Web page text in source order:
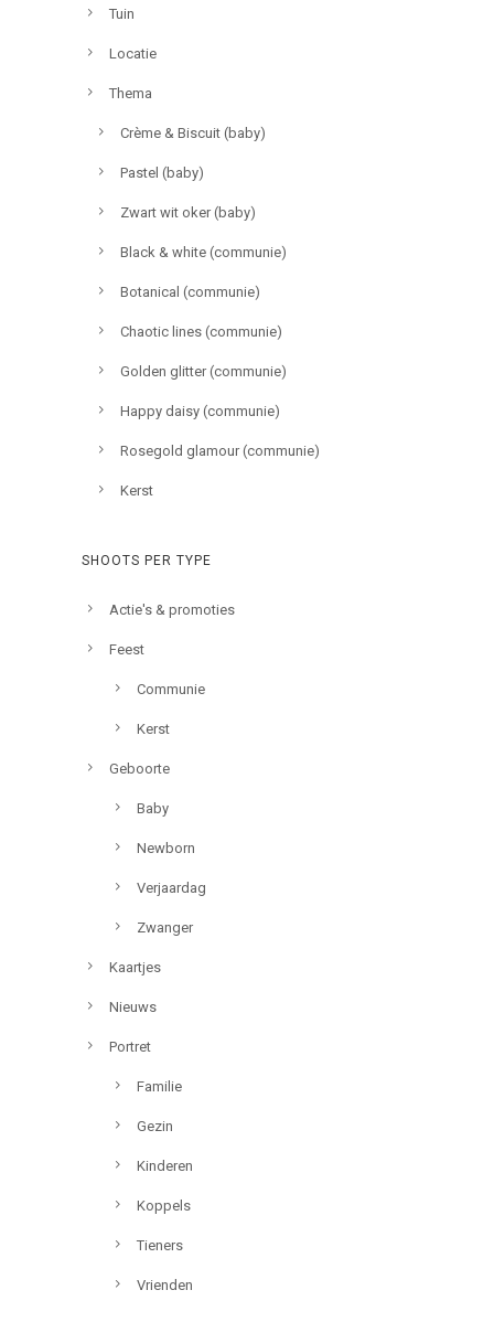
Tuin
Locatie
Thema
Crème & Biscuit (baby)
Pastel (baby)
Zwart wit oker (baby)
Black & white (communie)
Botanical (communie)
Chaotic lines (communie)
Golden glitter (communie)
Happy daisy (communie)
Rosegold glamour (communie)
Kerst
SHOOTS PER TYPE
Actie's & promoties
Feest
Communie
Kerst
Geboorte
Baby
Newborn
Verjaardag
Zwanger
Kaartjes
Nieuws
Portret
Familie
Gezin
Kinderen
Koppels
Tieners
Vrienden